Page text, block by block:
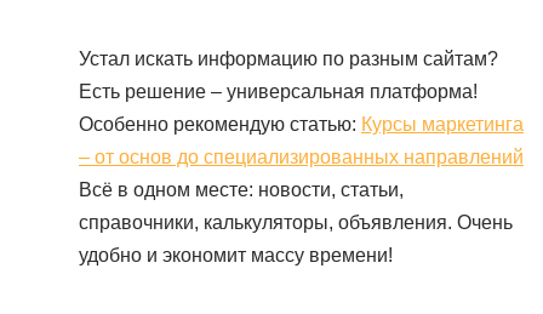
Устал искать информацию по разным сайтам?
Есть решение – универсальная платформа!
Особенно рекомендую статью: Курсы маркетинга
– от основ до специализированных направлений
Всё в одном месте: новости, статьи,
справочники, калькуляторы, объявления. Очень
удобно и экономит массу времени!